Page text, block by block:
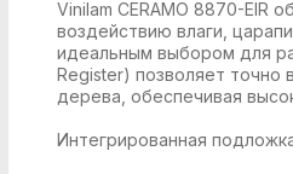
Vinilam CERAMO 8870-EIR
воздействию влаги,
идеальным выбором для
Register) позволяет точно
дерева, обеспечивая
Интегрированная